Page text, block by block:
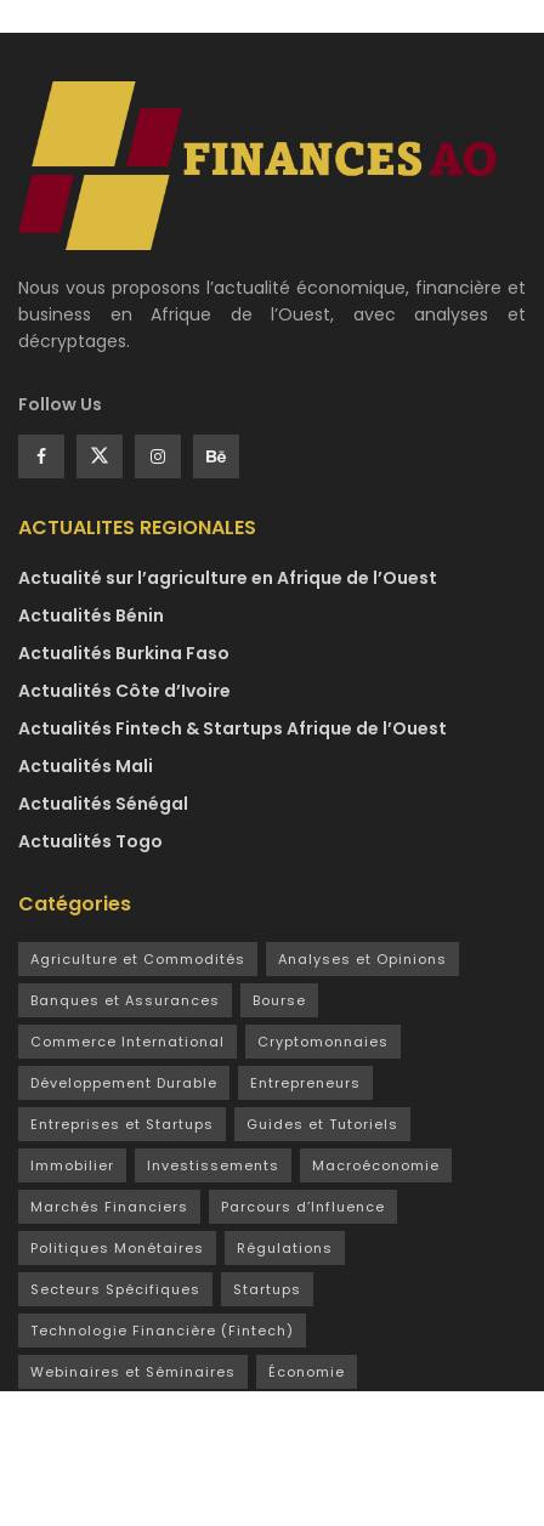
Nous vous proposons l’actualité économique, financière et
business en Afrique de l’Ouest, avec analyses et
décryptages.
Follow Us
ACTUALITES REGIONALES
Actualité sur l’agriculture en Afrique de l’Ouest
Actualités Bénin
Actualités Burkina Faso
Actualités Côte d’Ivoire
Actualités Fintech & Startups Afrique de l’Ouest
Actualités Mali
Actualités Sénégal
Actualités Togo
Catégories
Agriculture et Commodités Analyses et Opinions
Banques et Assurances Bourse
Commerce International Cryptomonnaies
Développement Durable Entrepreneurs
Entreprises et Startups Guides et Tutoriels
Immobilier Investissements Macroéconomie
Marchés Financiers Parcours d’Influence
Politiques Monétaires Régulations
Secteurs Spécifiques Startups
Technologie Financière (Fintech)
Webinaires et Séminaires Économie